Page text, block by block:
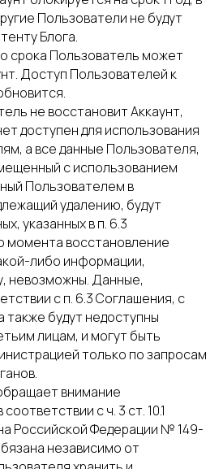
Пользователи не будут
Блога.
срока Пользователь может
Доступ Пользователей к
не восстановит Аккаунт,
доступен для использования
а все данные Пользователя,
с использованием
Пользователем в
удалению, будут
указанных в п. 6.3
момента восстановление
либо информации,
невозможны. Данные,
с п. 6.3 Соглашения, с
также будут недоступны
лицам, и могут быть
только по запросам
внимание
с ч. 3 ст. 10.1
Российской Федерации № 149-
независимо от